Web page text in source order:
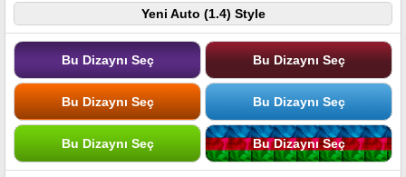
Yeni Auto (1.4) Style
Bu Dizaynı Seç Bu Dizaynı Seç
Bu Dizaynı Seç Bu Dizaynı Seç
Bu Dizaynı Seç Bu Dizaynı Seç